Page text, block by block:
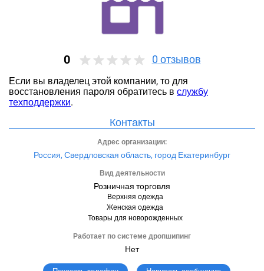
0 0 отзывов
Если вы владелец этой компании, то для
восстановления пароля обратитесь в службу
техподдержки.
Контакты
Адрес организации:
Россия, Свердловская область, город Екатеринбург
Вид деятельности
Розничная торговля
Верхняя одежда
Женская одежда
Товары для новорожденных
Работает по системе дропшипинг
Нет